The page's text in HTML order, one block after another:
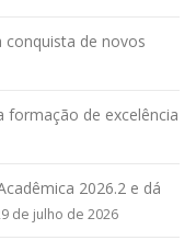
conquista de novos
formação de excelência
2026.2 e dá
de julho de 2026